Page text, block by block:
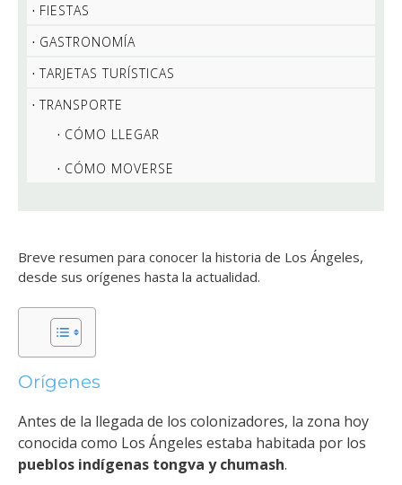
FIESTAS
GASTRONOMÍA
TARJETAS TURÍSTICAS
TRANSPORTE
CÓMO LLEGAR
CÓMO MOVERSE
Breve resumen para conocer la historia de Los Ángeles,
desde sus orígenes hasta la actualidad.
Orígenes
Antes de la llegada de los colonizadores, la zona hoy
conocida como Los Ángeles estaba habitada por los
pueblos indígenas tongva y chumash.